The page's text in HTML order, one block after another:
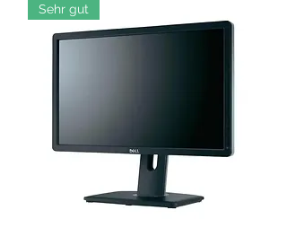
Sehr gut